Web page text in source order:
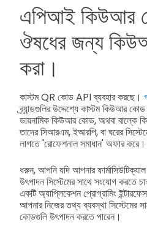
এপিআই কিউআর
ঔষধের জন্য
করা।
কাস্টম QR কোড API ব্যবহার করছে।
ব্র্যান্ডগুলির উদ্দেশ্যে কাস্টম কিউআর কোড
ডায়নামিক কিউআর কোড, অথবা বাল্কে
তাদের সিআরএম, ইআরপি, বা ঘরের
লাগতে 'রোফেশনাল সমাধান' অফার করে।
ধরুন, আপনি যদি আপনার
উৎপাদন সিস্টেমের সাথে সংযোগ
একটি অ্যাপ্লিকেশন প্রোগ্রামিং
আপনার নিজের তথ্য ব্যবস্থা সিস্টেমের
কোডগুলি উৎপাদন করতে পারেন।